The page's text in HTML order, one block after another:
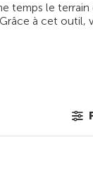
temps le
à cet outil,